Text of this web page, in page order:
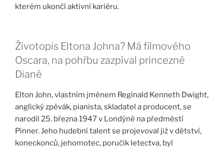
kterém ukončí aktivní kariéru.
Životopis Eltona Johna? Má filmového
Oscara, na pohřbu zazpíval princezně
Dianě
Elton John, vlastním jménem Reginald Kenneth Dwight,
anglický zpěvák, pianista, skladatel a producent, se
narodil 25. března 1947 v Londýně na předměstí
Pinner. Jeho hudební talent se projevoval již v dětství,
koneckonců, jehomotec, poručík letectva, byl